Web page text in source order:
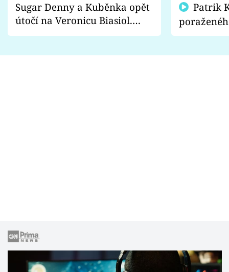
Sugar Denny a Kuběnka opět
útočí na Veronicu Biasiol.
Proč je podle nich falešná a
fanoušci